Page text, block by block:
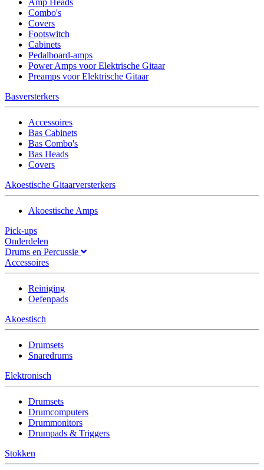
Amp Heads
Combo's
Covers
Footswitch
Cabinets
Pedalboard-amps
Power Amps voor Elektrische Gitaar
Preamps voor Elektrische Gitaar
Basversterkers
Accessoires
Bas Cabinets
Bas Combo's
Bas Heads
Covers
Akoestische Gitaarversterkers
Akoestische Amps
Pick-ups
Onderdelen
Drums en Percussie
Accessoires
Reiniging
Oefenpads
Akoestisch
Drumsets
Snaredrums
Elektronisch
Drumsets
Drumcomputers
Drummonitors
Drumpads & Triggers
Stokken